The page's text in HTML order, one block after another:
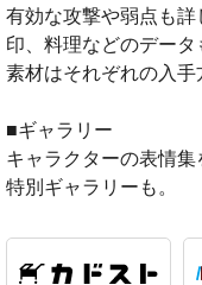
有効な攻撃や弱点も詳
印、料理などのデータ
素材はそれぞれの入手
■ギャラリー
キャラクターの表情
特別ギャラリーも。